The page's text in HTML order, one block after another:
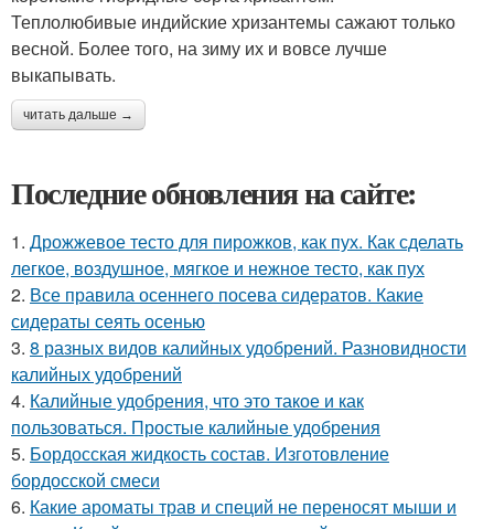
Теплолюбивые индийские хризантемы сажают только
весной. Более того, на зиму их и вовсе лучше
выкапывать.
читать дальше →
Последние обновления на сайте:
1. Дрожжевое тесто для пирожков, как пух. Как сделать
легкое, воздушное, мягкое и нежное тесто, как пух
2. Все правила осеннего посева сидератов. Какие
сидераты сеять осенью
3. 8 разных видов калийных удобрений. Разновидности
калийных удобрений
4. Калийные удобрения, что это такое и как
пользоваться. Простые калийные удобрения
5. Бордосская жидкость состав. Изготовление
бордосской смеси
6. Какие ароматы трав и специй не переносят мыши и